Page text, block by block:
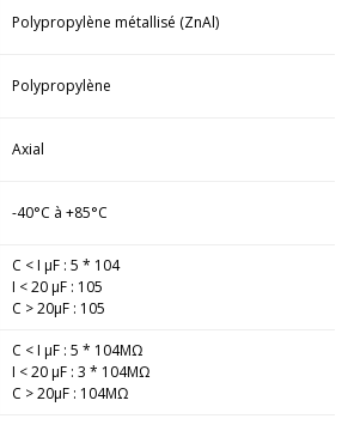
Polypropylène métallisé (ZnAl)
Polypropylène
Axial
-40°C à +85°C
C < I µF : 5 * 104
I < 20 µF : 105
C > 20µF : 105
C < I µF : 5 * 104MΩ
I < 20 µF : 3 * 104MΩ
C > 20µF : 104MΩ